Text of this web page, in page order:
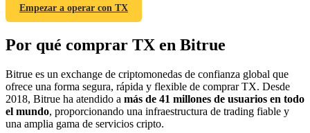
BTC Welcome Rewards
Empezar a operar con TX
Por qué comprar TX en Bitrue
Bitrue es un exchange de criptomonedas de confianza global que
ofrece una forma segura, rápida y flexible de comprar TX. Desde
2018, Bitrue ha atendido a más de 41 millones de usuarios en todo
el mundo, proporcionando una infraestructura de trading fiable y
una amplia gama de servicios cripto.